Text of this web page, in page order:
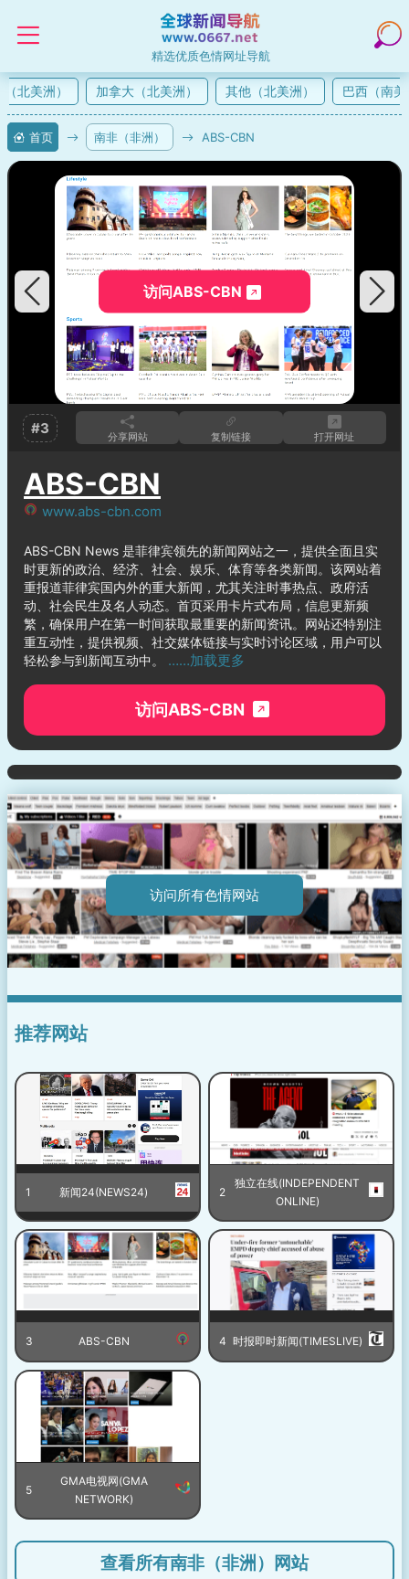
精选优质色情网址导航
北美洲） 加拿大（北美洲） 其他（北美洲） 巴西（南美
首页 南非（非洲） ABS-CBN
访问ABS-CBN
#3 分享网站 复制链接 打开网址
ABS-CBN
www.abs-cbn.com
ABS-CBN News 是菲律宾领先的新闻网站之一，提供全面且实
时更新的政治、经济、社会、娱乐、体育等各类新闻。该网站着
重报道菲律宾国内外的重大新闻，尤其关注时事热点、政府活
动、社会民生及名人动态。首页采用卡片式布局，信息更新频
繁，确保用户在第一时间获取最重要的新闻资讯。网站还特别注
重互动性，提供视频、社交媒体链接与实时讨论区域，用户可以
轻松参与到新闻互动中。 ……加载更多
访问ABS-CBN
访问所有色情网站
推荐网站
1 新闻24(NEWS24) 2
独立在线(INDEPENDENT
ONLINE)
3 ABS-CBN 4 时报即时新闻(TIMESLIVE)
5
GMA电视网(GMA
NETWORK)
查看所有南非（非洲）网站